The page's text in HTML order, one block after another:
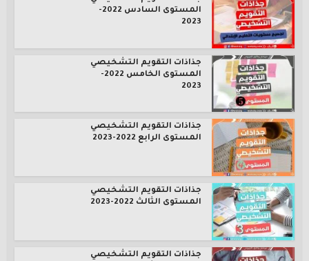
المستوى السادس 2022-
2023
جذاذات التقويم التشخيصي
المستوى الخامس 2022-
2023
جذاذات التقويم التشخيصي
المستوى الرابع 2022-2023
جذاذات التقويم التشخيصي
المستوى الثالث 2022-2023
جذاذات التقويم التشخيصي